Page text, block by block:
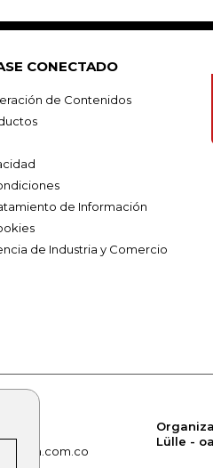
CONECTADO
de Contenidos
de Información
de Industria y Comercio
alerta.com.co
Lülle -